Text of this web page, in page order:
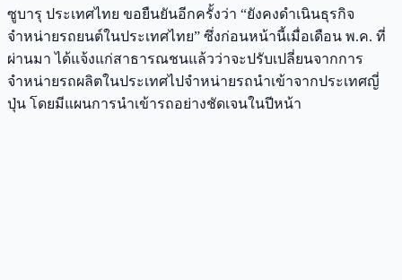
ซูบารุ ประเทศไทย ขอยืนยันอีกครั้งว่า “ยังคงดำเนินธุรกิจ
จำหน่ายรถยนต์ในประเทศไทย” ซึ่งก่อนหน้านี้เมื่อเดือน พ.ค. ที่
ผ่านมา ได้แจ้งแก่สาธารณชนแล้วว่าจะปรับเปลี่ยนจากการ
จำหน่ายรถผลิตในประเทศไปจำหน่ายรถนำเข้าจากประเทศญี่
ปุ่น โดยมีแผนการนำเข้ารถอย่างชัดเจนในปีหน้า